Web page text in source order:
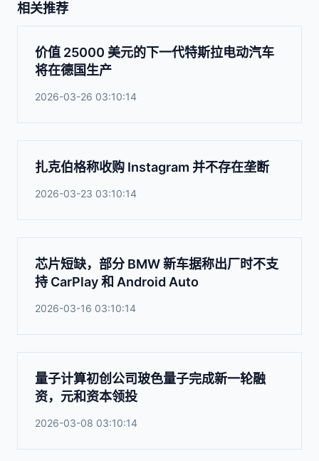
相关推荐
价值 25000 美元的下一代特斯拉电动汽车
将在德国生产
2026-03-26 03:10:14
扎克伯格称收购 Instagram 并不存在垄断
2026-03-23 03:10:14
芯片短缺，部分 BMW 新车据称出厂时不支
持 CarPlay 和 Android Auto
2026-03-16 03:10:14
量子计算初创公司玻色量子完成新一轮融
资，元和资本领投
2026-03-08 03:10:14